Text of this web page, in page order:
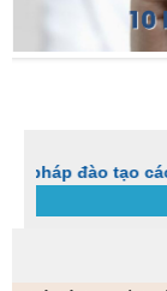
tạo các trường